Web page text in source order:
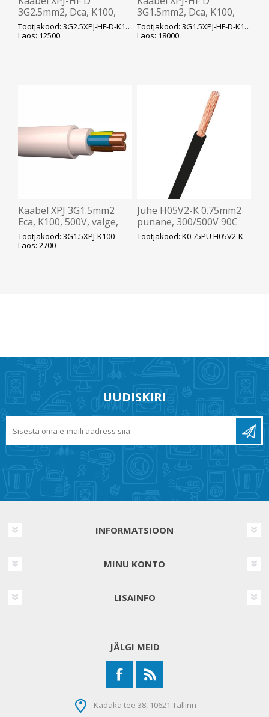
3G2.5mm2, Dca, K100,
valge, ø9mm, HF, 500V,
Prysmian
Tootjakood: 3G2.5XPJ-HF-D-K100
Laos: 12500
3G1.5mm2, Dca, K100,
valge, ø8mm, HF, 500V,
Prysmian
Tootjakood: 3G1.5XPJ-HF-D-K100
Laos: 18000
Kaabel XPJ 3G1.5mm2
Eca, K100, 500V, valge,
XLPE isolatsioon
Tootjakood: 3G1.5XPJ-K100
Laos: 2700
Juhe H05V2-K 0.75mm2
punane, 300/500V 90C
peenkiud K100
Tootjakood: K0.75PU H05V2-K
UUDISKIRI
INFORMATSIOON
MINU KONTO
LISAINFO
JÄLGI MEID
Kadaka tee 38, 10621 Tallinn